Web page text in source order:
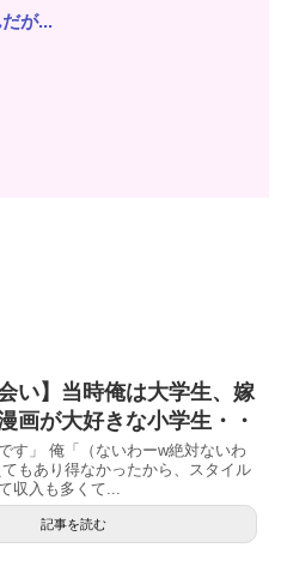
が...
い】当時俺は大学生、嫁
画が大好きな小学生・・
す」 俺「（ないわーw絶対ないわ
もあり得なかったから、スタイル
収入も多くて...
記事を読む